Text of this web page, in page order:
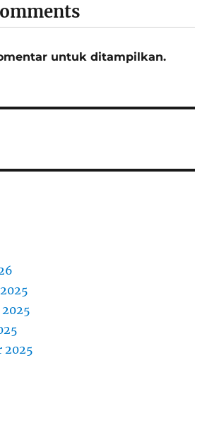
untuk ditampilkan.
2025